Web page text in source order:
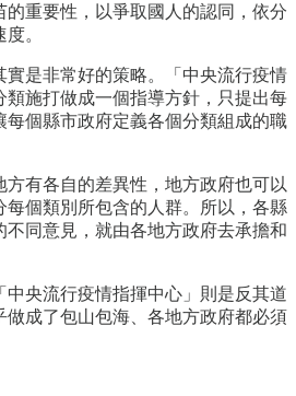
的重要性，以爭取國人的認同，依分
。
實是非常好的策略。「中央流行疫情
類施打做成一個指導方針，只提出每
每個縣市政府定義各個分類組成的職
有各自的差異性，地方政府也可以
每個類別所包含的人群。所以，各縣
同意見，就由各地方政府去承擔和
央流行疫情指揮中心」則是反其道
做成了包山包海、各地方政府都必須